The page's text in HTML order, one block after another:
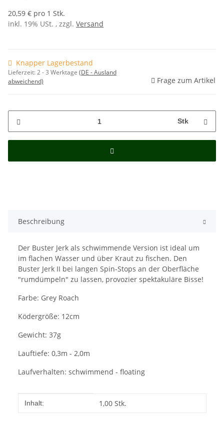
20,59 € pro 1 Stk.
inkl. 19% USt. , zzgl. Versand
Knapper Lagerbestand
Lieferzeit:2 - 3 Werktage (DE - Ausland
abweichend)
Frage zum Artikel
Stk
Beschreibung
Der Buster Jerk als schwimmende Version ist ideal um
im flachen Wasser und über Kraut zu fischen. Den
Buster Jerk II bei langen Spin-Stops an der Oberfläche
"rumdümpeln" zu lassen, provozier spektakuläre Bisse!
Farbe: Grey Roach
Ködergröße: 12cm
Gewicht: 37g
Lauftiefe: 0,3m - 2,0m
Laufverhalten: schwimmend - floating
Produkteigenschaft
Wert
Inhalt: 1,00 Stk.